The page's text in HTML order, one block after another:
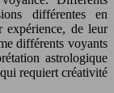
différentes en
expérience, de leur
différents voyants
astrologique
requiert créativité